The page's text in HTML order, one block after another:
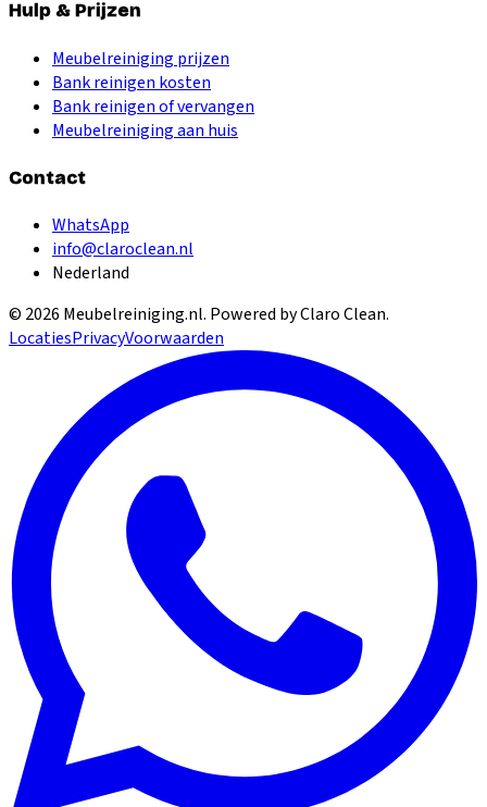
Hulp & Prijzen
Meubelreiniging prijzen
Bank reinigen kosten
Bank reinigen of vervangen
Meubelreiniging aan huis
Contact
WhatsApp
info@claroclean.nl
Nederland
© 2026 Meubelreiniging.nl. Powered by Claro Clean.
LocatiesPrivacyVoorwaarden